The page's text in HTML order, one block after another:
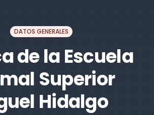
DATOS GENERALES
de la Escuela
Superior
Hidalgo